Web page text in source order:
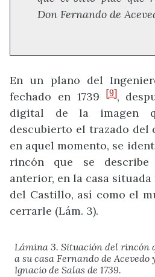
Don Fernando de
En un plano del
fechado en 1739
[9],
digital de la imagen
descubierto el trazado
en aquel momento, se
rincón que se
anterior, en la casa
del Castillo, así como el
cerrarle (Lám. 3).
Lámina 3. Situación del rincón
a su casa Fernando de Acevedo
Ignacio de Salas de 1739.